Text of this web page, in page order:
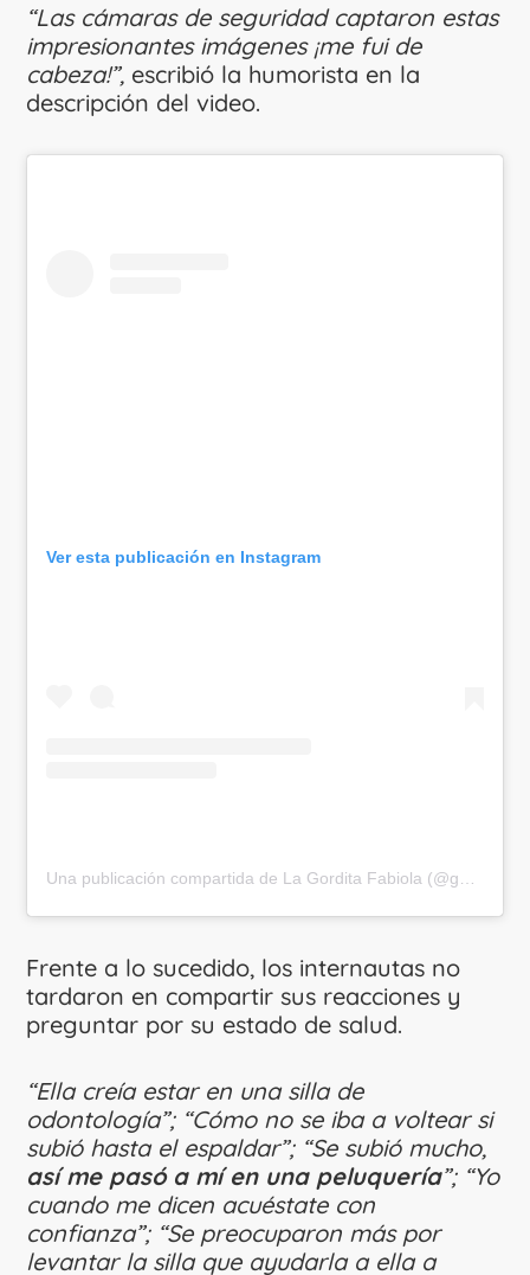
“Las cámaras de seguridad captaron estas
impresionantes imágenes ¡me fui de
cabeza!”, escribió la humorista en la
descripción del video.
Ver esta publicación en Instagram
Frente a lo sucedido, los internautas no
tardaron en compartir sus reacciones y
preguntar por su estado de salud.
“Ella creía estar en una silla de
odontología”; “Cómo no se iba a voltear si
subió hasta el espaldar”; “Se subió mucho,
así me pasó a mí en una peluquería”; “Yo
cuando me dicen acuéstate con
confianza”; “Se preocuparon más por
levantar la silla que ayudarla a ella a